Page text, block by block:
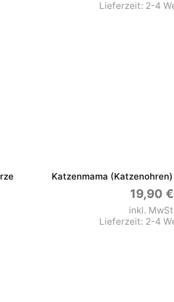
Lieferzeit: 2-4
Katzenmama
19,90 €
inkl.
Lieferzeit: 2-4